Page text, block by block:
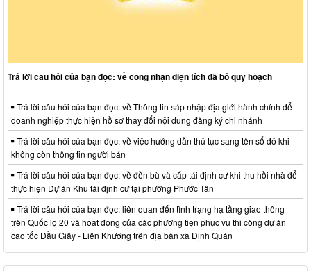
Trả lời câu hỏi của bạn đọc: về công nhận diện tích đã bỏ quy hoạch
Trả lời câu hỏi của bạn đọc: về Thông tin sáp nhập địa giới hành chính để
doanh nghiệp thực hiện hồ sơ thay đổi nội dung đăng ký chi nhánh
Trả lời câu hỏi của bạn đọc: về việc hướng dẫn thủ tục sang tên sổ đỏ khi
không còn thông tin người bán
Trả lời câu hỏi của bạn đọc: về đền bù và cấp tái định cư khi thu hồi nhà để
thực hiện Dự án Khu tái định cư tại phường Phước Tân
Trả lời câu hỏi của bạn đọc: liên quan đến tình trạng hạ tầng giao thông
trên Quốc lộ 20 và hoạt động của các phương tiện phục vụ thi công dự án
cao tốc Dầu Giây - Liên Khương trên địa bàn xã Định Quán